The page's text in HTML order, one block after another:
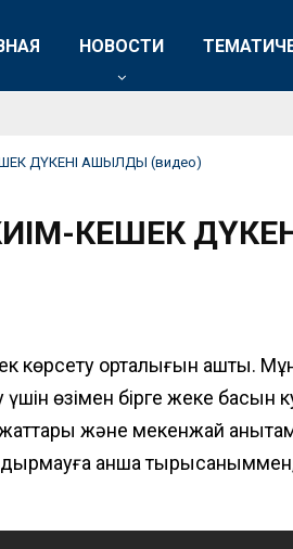
НОВОСТИ
ДҮКЕНІ АШЫЛДЫ (видео)
КЕШЕК
көрсету орталығын ашты.
үшін өзімен бірге жеке басын
және мекенжай
қанша